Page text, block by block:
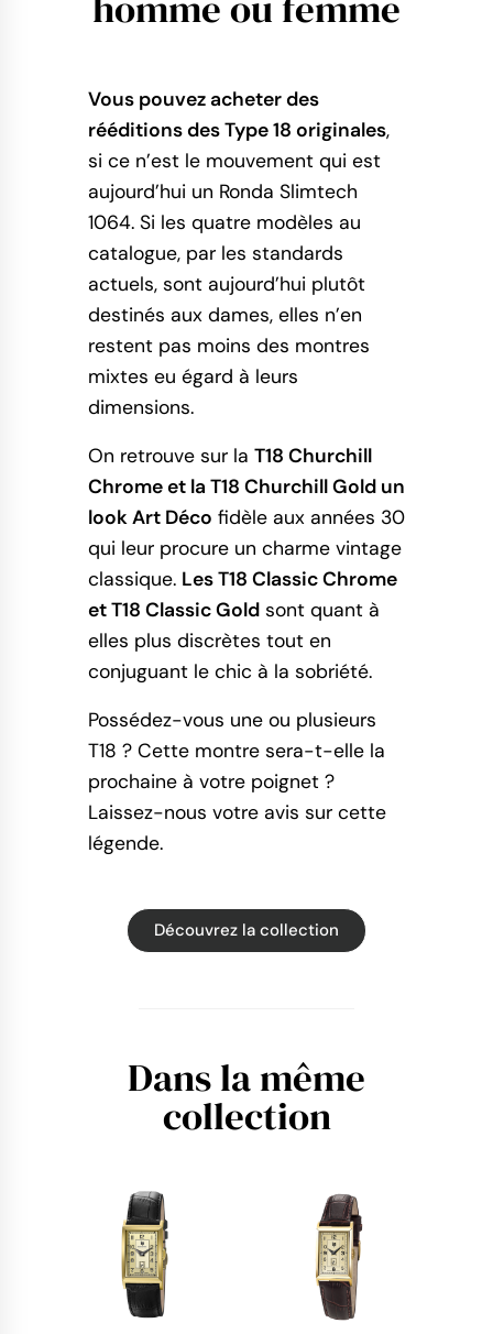
Vous pouvez acheter des
rééditions des Type 18 originales,
si ce n’est le mouvement qui est
aujourd’hui un Ronda Slimtech
1064. Si les quatre modèles au
catalogue, par les standards
actuels, sont aujourd’hui plutôt
destinés aux dames, elles n’en
restent pas moins des montres
mixtes eu égard à leurs
dimensions.
On retrouve sur la T18 Churchill
Chrome et la T18 Churchill Gold un
look Art Déco fidèle aux années 30
qui leur procure un charme vintage
classique. Les T18 Classic Chrome
et T18 Classic Gold sont quant à
elles plus discrètes tout en
conjuguant le chic à la sobriété.
Possédez-vous une ou plusieurs
T18 ? Cette montre sera-t-elle la
prochaine à votre poignet ?
Laissez-nous votre avis sur cette
légende.
Découvrez la collection
Dans la même
collection